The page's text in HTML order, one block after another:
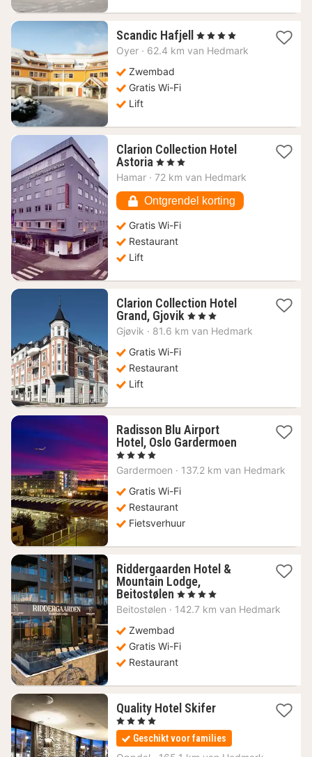
Scandic Hafjell 1
nacht
, 4 Sterren
Oyer · 62.4 km van Hedmark
Zwembad
Gratis Wi-Fi
Lift
Clarion Collection Hotel
Astoria 1
nacht
121,77
€
, 3 Sterren
Hamar · 72 km van Hedmark
Ontgrendel korting
Gratis Wi-Fi
Restaurant
Lift
Clarion Collection Hotel
Grand, Gjovik 1
nacht
, 3 Sterren
Gjøvik · 81.6 km van Hedmark
Gratis Wi-Fi
Restaurant
Lift
Radisson Blu Airport
Hotel, Oslo Gardermoen1
vanaf
, 4 Sterren
Gardermoen · 137.2 km van Hedmark
Gratis Wi-Fi
Restaurant
Fietsverhuur
Riddergaarden Hotel &
Mountain Lodge,
Beitostølen 1
nacht
€
, 4 Sterren
Beitostølen · 142.7 km van Hedmark
Zwembad
Gratis Wi-Fi
Restaurant
Quality Hotel Skifer1
vanaf
144,74
, 4 Sterren
Geschikt voor families